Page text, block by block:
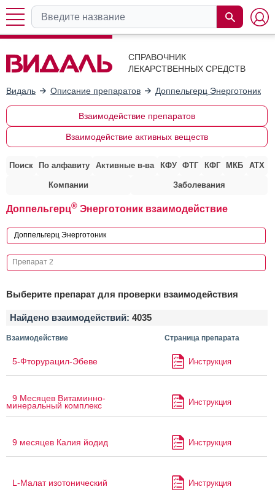
СПРАВОЧНИК
ЛЕКАРСТВЕННЫХ СРЕДСТВ
Видаль Описание препаратов Доппельгерц Энерготоник
Взаимодействие препаратов
Взаимодействие активных веществ
Поиск По алфавиту Активные в-ва КФУ ФТГ КФГ МКБ АТХ
Компании Заболевания
Доппельгерц® Энерготоник взаимодействие
Выберите препарат для проверки взаимодействия
Найдено взаимодействий: 4035
Взаимодействие Страница препарата
5-Фторурацил-Эбеве Инструкция
9 Месяцев Витаминно-
минеральный комплекс Инструкция
9 месяцев Калия йодид Инструкция
L-Малат изотонический Инструкция